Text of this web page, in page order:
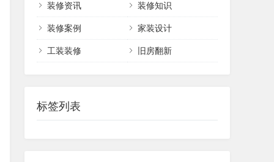
装修资讯 装修知识
装修案例 家装设计
工装装修 旧房翻新
标签列表